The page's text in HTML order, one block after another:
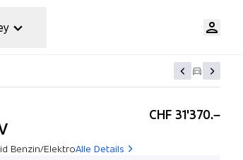
Benzin/ElektroAlle Details
CHF 31'370.–